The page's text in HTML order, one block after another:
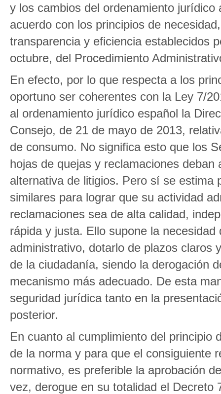
y los cambios del ordenamiento
acuerdo con los principios de
transparencia y eficiencia establecidos
octubre, del Procedimiento
En efecto, por lo que respecta a los
oportuno ser coherentes con la Ley 7/
al ordenamiento jurídico español la
Consejo, de 21 de mayo de 2013,
de consumo. No significa esto que los
hojas de quejas y reclamaciones
alternativa de litigios. Pero sí se estima
similares para lograr que su actividad
reclamaciones sea de alta calidad,
rápida y justa. Ello supone la
administrativo, dotarlo de plazos claros
de la ciudadanía, siendo la derogación
mecanismo más adecuado. De esta
seguridad jurídica tanto en la
posterior.
En cuanto al cumplimiento del principio
de la norma y para que el consiguiente
normativo, es preferible la aprobación
vez, derogue en su totalidad el